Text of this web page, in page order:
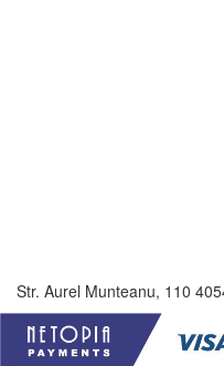
Str. Aurel Munteanu, 110